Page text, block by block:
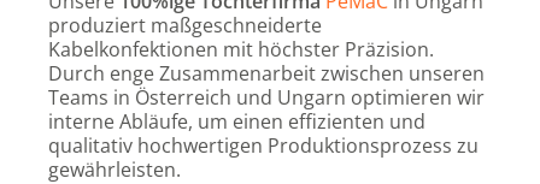
produziert maßgeschneiderte
Kabelkonfektionen mit höchster Präzision.
Durch enge Zusammenarbeit zwischen unseren
Teams in Österreich und Ungarn optimieren wir
interne Abläufe, um einen effizienten und
qualitativ hochwertigen Produktionsprozess zu
gewährleisten.